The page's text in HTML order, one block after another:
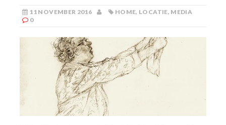
11 NOVEMBER 2016 HOME, LOCATIE, MEDIA
0